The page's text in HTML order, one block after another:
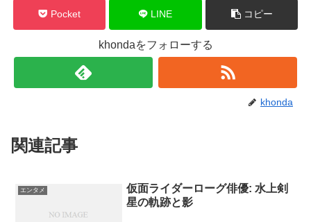
Pocket LINE コピー
khondaをフォローする
khonda
関連記事
エンタメ
仮面ライダーローグ俳優: 水上剣
星の軌跡と影